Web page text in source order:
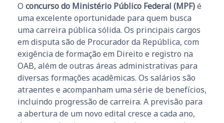
O concurso do Ministério Público Federal (MPF)é
uma excelente oportunidade para quem busca
uma carreira pública sólida. Os principais cargos
em disputa são de Procurador da República, com
exigência de formação em Direito e registro na
OAB, além de outras áreas administrativas para
diversas formações acadêmicas. Os salários são
atraentes e acompanham uma série de benefícios,
incluindo progressão de carreira. A previsão para
a abertura de um novo edital cresce a cada ano,